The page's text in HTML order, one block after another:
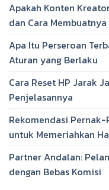
Apakah Konten
dan Cara Membuatnya
Apa Itu Perseroan
Aturan yang Berlaku
Cara Reset HP Jarak
Penjelasannya
Rekomendasi
untuk Memeriahkan
Partner Andalan:
dengan Bebas Komisi